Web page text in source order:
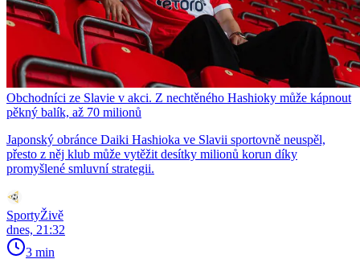
Obchodníci ze Slavie v akci. Z nechtěného Hashioky může kápnout
pěkný balík, až 70 milionů
Japonský obránce Daiki Hashioka ve Slavii sportovně neuspěl,
přesto z něj klub může vytěžit desítky milionů korun díky
promyšlené smluvní strategii.
SportyŽivě
dnes, 21:32
3 min